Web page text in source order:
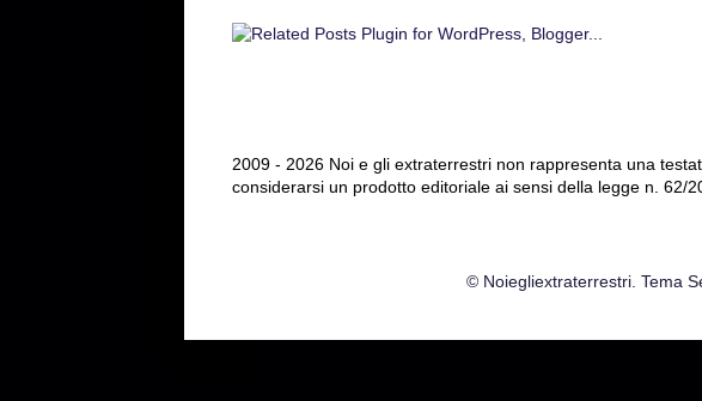
2009 - 2026 Noi e gli extraterrestri non rappresenta una
considerarsi un prodotto editoriale ai sensi della legge n. 62/
© Noiegliextraterrestri. Tema